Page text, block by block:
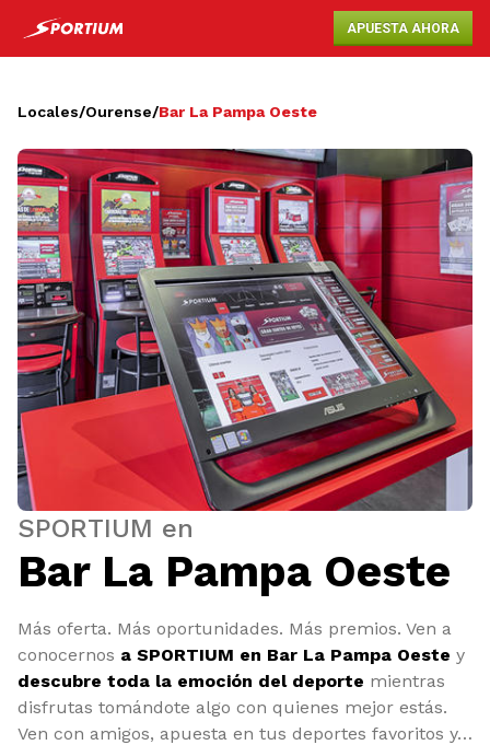
APUESTA AHORA
Locales/Ourense/Bar La Pampa Oeste
SPORTIUM en
Bar La Pampa Oeste
Más oferta. Más oportunidades. Más premios. Ven a
conocernos a SPORTIUM en Bar La Pampa Oeste y
descubre toda la emoción del deporte mientras
disfrutas tomándote algo con quienes mejor estás.
Ven con amigos, apuesta en tus deportes favoritos y…